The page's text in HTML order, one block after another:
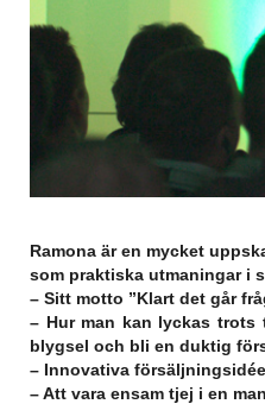
Ramona är en mycket
som praktiska utmaningar i
– Sitt motto ”Klart det går
– Hur man kan lyckas trots
blygsel och bli en duktig
– Innovativa
– Att vara ensam tjej i en